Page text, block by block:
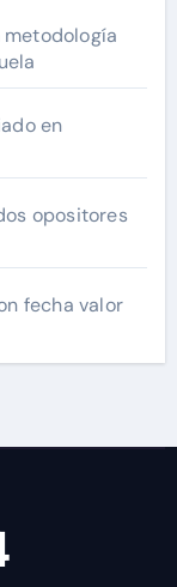
en
opositores
fecha valor